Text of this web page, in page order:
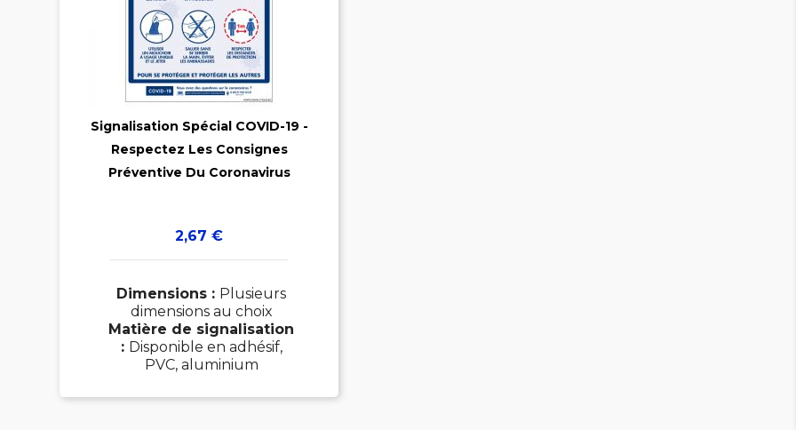


Signalisation Spécial COVID-19 -
Respectez Les Consignes
Préventive Du Coronavirus
Prix
2,67 €
Dimensions : Plusieurs
dimensions au choix
Matière de signalisation
: Disponible en adhésif,
PVC, aluminium